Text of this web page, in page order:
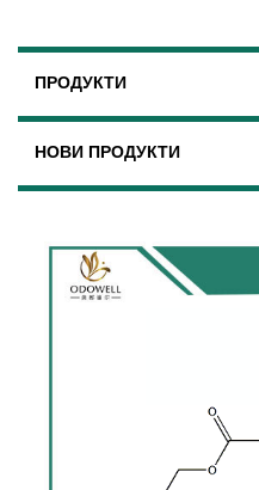
ПРОДУКТИ
НОВИ ПРОДУКТИ